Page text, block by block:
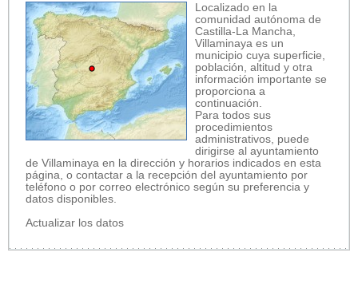
Localizado en la
comunidad autónoma de
Castilla-La Mancha,
Villaminaya es un
municipio cuya superficie,
población, altitud y otra
información importante se
proporciona a
continuación.
Para todos sus
procedimientos
administrativos, puede
dirigirse al ayuntamiento
de Villaminaya en la dirección y horarios indicados en esta
página, o contactar a la recepción del ayuntamiento por
teléfono o por correo electrónico según su preferencia y
datos disponibles.
Actualizar los datos